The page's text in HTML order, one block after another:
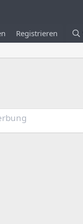
Registrieren